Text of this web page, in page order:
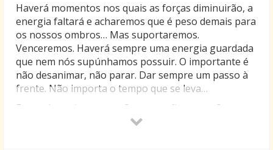
Haverá momentos nos quais as forças diminuirão, a
energia faltará e acharemos que é peso demais para
os nossos ombros… Mas suportaremos.
Venceremos. Haverá sempre uma energia guardada
que nem nós supúnhamos possuir. O importante é
não desanimar, não parar. Dar sempre um passo à
frente. Não importa o tempo que se leva…
E nem é preciso correr. O tempo não conta. O que
importa é o esforço feito, o passo que se deu, o